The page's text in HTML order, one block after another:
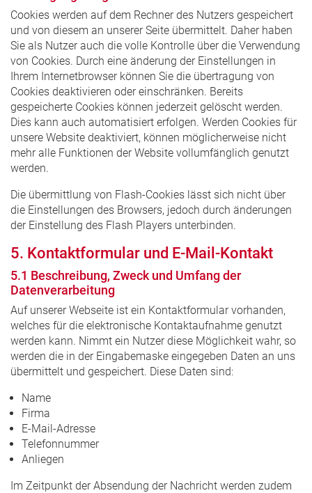
Cookies werden auf dem Rechner des Nutzers gespeichert
und von diesem an unserer Seite übermittelt. Daher haben
Sie als Nutzer auch die volle Kontrolle über die Verwendung
von Cookies. Durch eine änderung der Einstellungen in
Ihrem Internetbrowser können Sie die übertragung von
Cookies deaktivieren oder einschränken. Bereits
gespeicherte Cookies können jederzeit gelöscht werden.
Dies kann auch automatisiert erfolgen. Werden Cookies für
unsere Website deaktiviert, können möglicherweise nicht
mehr alle Funktionen der Website vollumfänglich genutzt
werden.
Die übermittlung von Flash-Cookies lässt sich nicht über
die Einstellungen des Browsers, jedoch durch änderungen
der Einstellung des Flash Players unterbinden.
5. Kontaktformular und E-Mail-Kontakt
5.1 Beschreibung, Zweck und Umfang der
Datenverarbeitung
Auf unserer Webseite ist ein Kontaktformular vorhanden,
welches für die elektronische Kontaktaufnahme genutzt
werden kann. Nimmt ein Nutzer diese Möglichkeit wahr, so
werden die in der Eingabemaske eingegeben Daten an uns
übermittelt und gespeichert. Diese Daten sind:
Name
Firma
E-Mail-Adresse
Telefonnummer
Anliegen
Im Zeitpunkt der Absendung der Nachricht werden zudem